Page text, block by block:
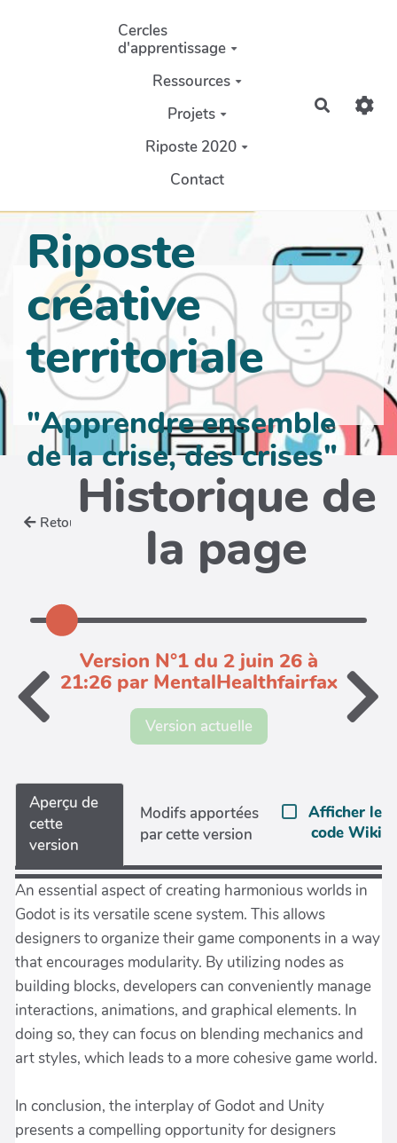
Aller au contenu principal
Cercles
d'apprentissage
Ressources
Projets
Riposte 2020
Contact
Riposte
créative
territoriale
"Apprendre ensemble
de la crise, des crises"
Retour Historique de
la page
Version N°1 du 2 juin 26 à
21:26 par MentalHealthfairfax
Version actuelle
Aperçu de
cette
version
Modifs apportées
par cette version
Afficher le
code Wiki